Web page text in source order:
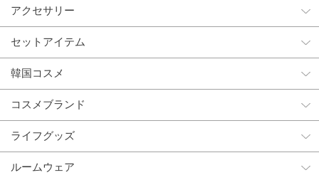
アクセサリー
セットアイテム
韓国コスメ
コスメブランド
ライフグッズ
ルームウェア